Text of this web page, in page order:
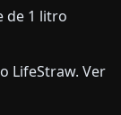
de 1 litro
LifeStraw. Ver